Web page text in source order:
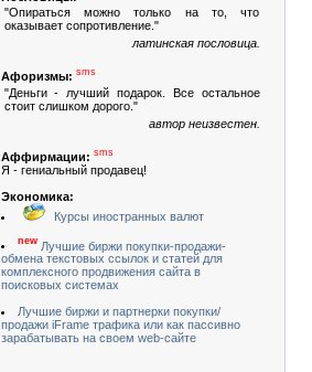
"Опираться можно только на то, что
оказывает сопротивление."
латинская пословица.
Афоризмы: sms
"Деньги - лучший подарок. Все остальное
стоит слишком дорого."
автор неизвестен.
Аффирмации: sms
Я - гениальный продавец!
Экономика:
Курсы иностранных валют
new Лучшие биржи покупки-продажи-
обмена текстовых ссылок и статей для
комплексного продвижения сайта в
поисковых системах
Лучшие биржи и партнерки покупки/
продажи iFrame трафика или как пассивно
зарабатывать на своем web-сайте